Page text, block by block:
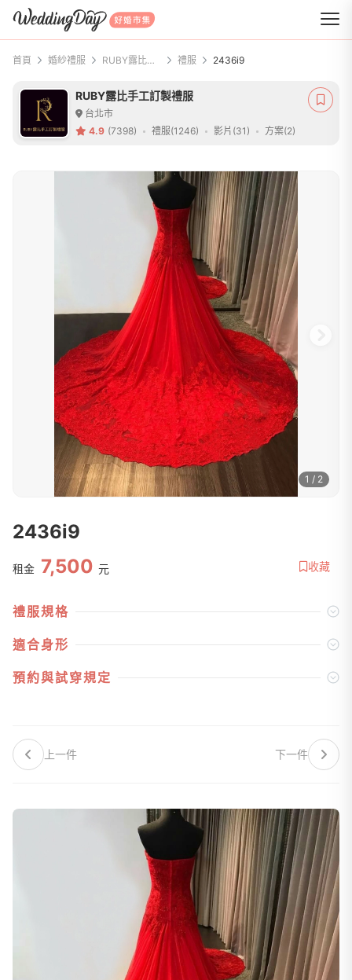
WeddingDay 好婚市集
首頁 婚紗禮服 RUBY露比手工訂製禮服 禮服 2436i9
RUBY露比手工訂製禮服
台北市
4.9 (7398) 禮服(1246) 影片(31) 方案(2)
1 / 2
2436i9
租金 7,500 元 收藏
禮服規格
適合身形
預約與試穿規定
上一件 下一件